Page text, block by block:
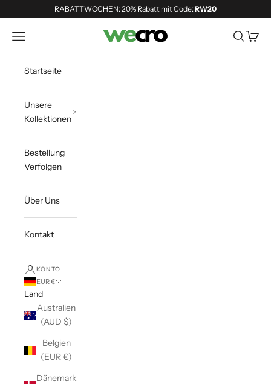
Zum Inhalt springenRABATTWOCHEN: 20% Rabatt mit Code:RW20
Shopwecro
Navigationsmenü öffnen Suche
Startseite
Unsere
Kollektionen
Bestellung
Verfolgen
Über Uns
Kontakt
KONTO
EUR €
Land
Australien
(AUD $)
Belgien
(EUR €)
Dänemark